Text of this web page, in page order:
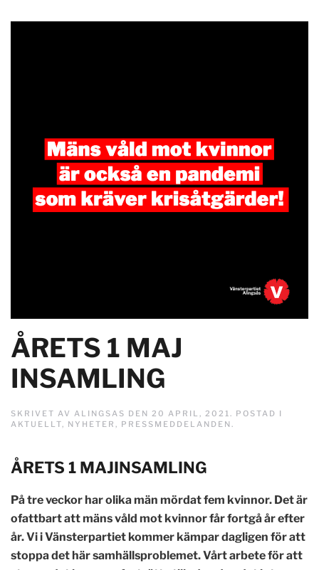
ÅRETS 1 MAJ
INSAMLING
SKRIVET AV ALINGSAS DEN 20 APRIL, 2021. POSTAD I
AKTUELLT, NYHETER , PRESSMEDDELANDEN.
ÅRETS 1 MAJINSAMLING
På tre veckor har olika män mördat fem kvinnor. Det är
ofattbart att mäns våld mot kvinnor får fortgå år efter
år. Vi i Vänsterpartiet kommer kämpar dagligen för att
stoppa det här samhällsproblemet. Vårt arbete för att